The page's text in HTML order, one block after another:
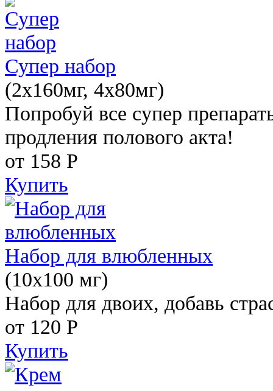
Супер набор
(2х160мг, 4х80мг)
Попробуй все супер
продления полового акта!
от 158 Р
Купить
Набор для влюбленных
(10х100 мг)
Набор для двоих, добавь
от 120 Р
Купить